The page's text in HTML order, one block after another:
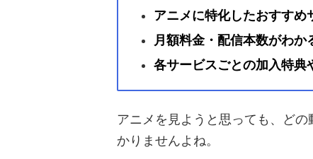
アニメに特化したおすすめ
月額料金・配信本数がわか
各サービスごとの加入特典
アニメを見ようと思っても、ど
かりませんよね。